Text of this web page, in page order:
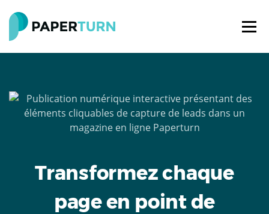
Transformez chaque
page en point de